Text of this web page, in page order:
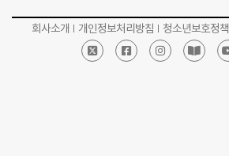
회사소개 개인정보처리방침 청소년보호정책